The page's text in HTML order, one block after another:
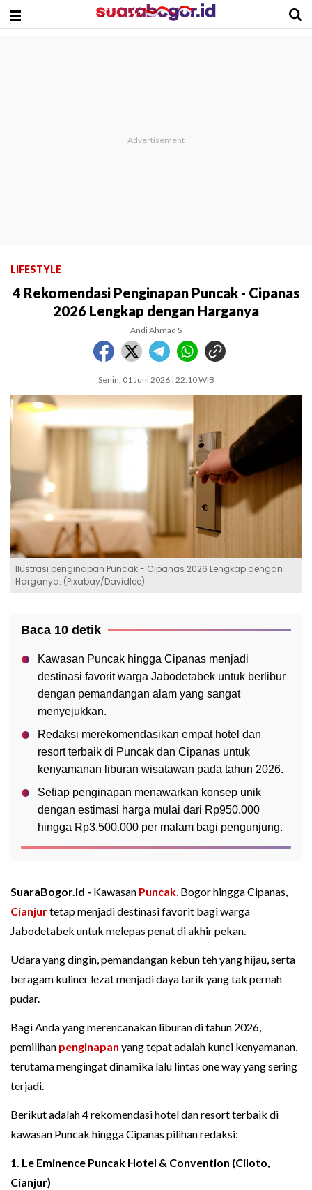
LIFESTYLE
4 Rekomendasi Penginapan Puncak - Cipanas
2026 Lengkap dengan Harganya
Andi Ahmad S
Senin, 01 Juni 2026 | 22:10 WIB
Ilustrasi penginapan Puncak - Cipanas 2026 Lengkap dengan
Harganya. (Pixabay/Davidlee)
Baca 10 detik
Kawasan Puncak hingga Cipanas menjadi
destinasi favorit warga Jabodetabek untuk berlibur
dengan pemandangan alam yang sangat
menyejukkan.
Redaksi merekomendasikan empat hotel dan
resort terbaik di Puncak dan Cipanas untuk
kenyamanan liburan wisatawan pada tahun 2026.
Setiap penginapan menawarkan konsep unik
dengan estimasi harga mulai dari Rp950.000
hingga Rp3.500.000 per malam bagi pengunjung.
SuaraBogor.id - Kawasan Puncak, Bogor hingga Cipanas,
Cianjurtetap menjadi destinasi favorit bagi warga
Jabodetabek untuk melepas penat di akhir pekan.
Udara yang dingin, pemandangan kebun teh yang hijau, serta
beragam kuliner lezat menjadi daya tarik yang tak pernah
pudar.
Bagi Anda yang merencanakan liburan di tahun 2026,
pemilihan penginapan yang tepat adalah kunci kenyamanan,
terutama mengingat dinamika lalu lintas one way yang sering
terjadi.
Berikut adalah 4 rekomendasi hotel dan resort terbaik di
kawasan Puncak hingga Cipanas pilihan redaksi:
1. Le Eminence Puncak Hotel & Convention (Ciloto,
Cianjur)